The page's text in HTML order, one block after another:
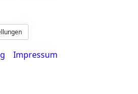
Impressum